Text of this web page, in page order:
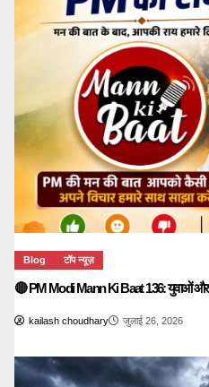
Blog टॉप न्यूज़
🔴 PM Modi Mann Ki Baat 136: युवाओं और
kailash choudhary जुलाई 26, 2026